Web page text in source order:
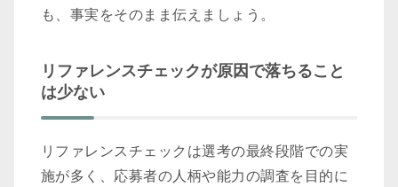
も、事実をそのまま伝えましょう。
リファレンスチェックが原因で落ちること
は少ない
リファレンスチェックは選考の最終段階での実
施が多く、応募者の人柄や能力の調査を目的に